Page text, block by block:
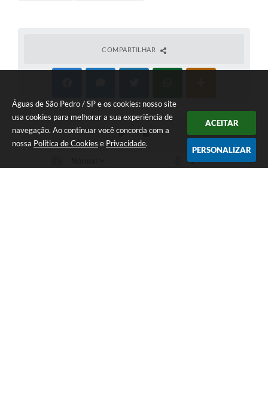
Águas de São Pedro / SP e os cookies: nosso site
usa cookies para melhorar a sua experiência de
navegação. Ao continuar você concorda com a
nossa Política de Cookies e Privacidade.
ACEITAR
PERSONALIZAR
COMPARTILHAR